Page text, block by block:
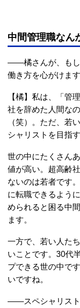
中間管理職なん
――橘さんが、もし
働き方を心がけます
【橘】私は、「管
社を辞めた人間な
（笑）。ただ、若
シャリストを目指
世の中にたくさん
値が高い。超高齢
ないのは若者です
に転職できるよう
められると困る中
ます。
一方で、若い人た
いことです。30代
プできる世の中で
いですね。
――スペシャリスト